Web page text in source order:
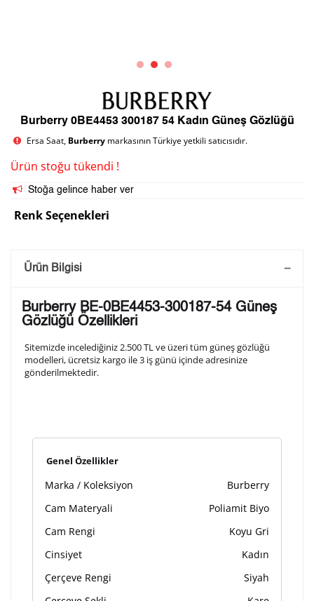
Burberry 0BE4453 300187 54 Kadın Güneş Gözlüğü
Ersa Saat, Burberry markasının Türkiye yetkili satıcısıdır.
Ürün stoğu tükendi !
Stoğa gelince haber ver
Renk Seçenekleri
Saatini Kişiselleştir
arka kapağına gravür tekniği ile formda belirtmiş
olduğunuz şekilde işlenecektir.
1. Satır
3. Satır
Lütfen font seçiniz
Ön İzleme Vazgeç
Ürün Bilgisi
Burberry BE-0BE4453-300187-54 Güneş
Gözlüğü Özellikleri
Sitemizde incelediğiniz 2.500 TL ve üzeri tüm güneş gözlüğü
modelleri, ücretsiz kargo ile 3 iş günü içinde adresinize
gönderilmektedir.
Genel Özellikler
Marka / Koleksiyon
Burberry
Cam Materyali
Poliamit Biyo
Cam Rengi
Koyu Gri
Cinsiyet
Kadın
Çerçeve Rengi
Siyah